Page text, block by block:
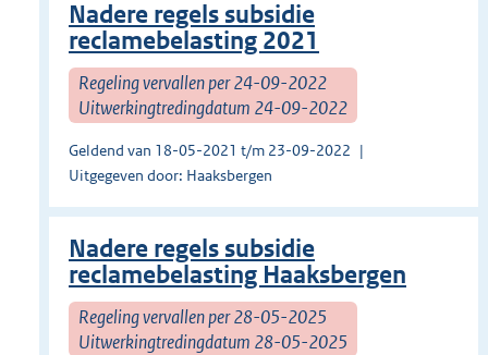
Nadere regels subsidie
reclamebelasting 2021
Regeling vervallen per 24-09-2022
Uitwerkingtredingdatum 24-09-2022
Geldend van 18-05-2021 t/m 23-09-2022
Uitgegeven door: Haaksbergen
Nadere regels subsidie
reclamebelasting Haaksbergen
Regeling vervallen per 28-05-2025
Uitwerkingtredingdatum 28-05-2025